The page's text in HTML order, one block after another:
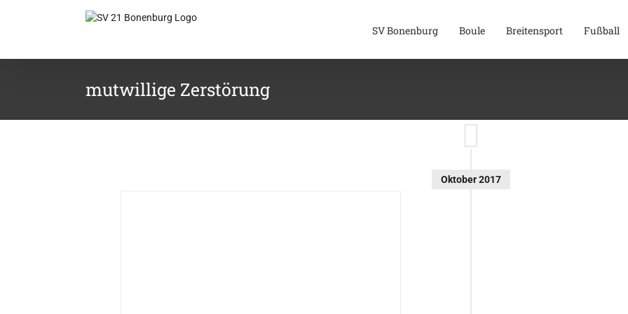
SV Bonenburg Boule Breitensport Fußball
mutwillige Zerstörung
Oktober 2017